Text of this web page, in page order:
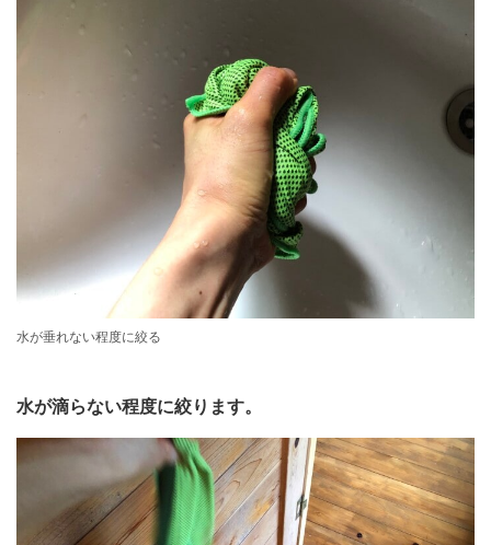
水が垂れない程度に絞る
水が滴らない程度に絞ります。